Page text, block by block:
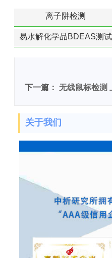
离子阱检测
易水解化学品BDEAS测试
下一篇： 无线鼠标检测
关于我们